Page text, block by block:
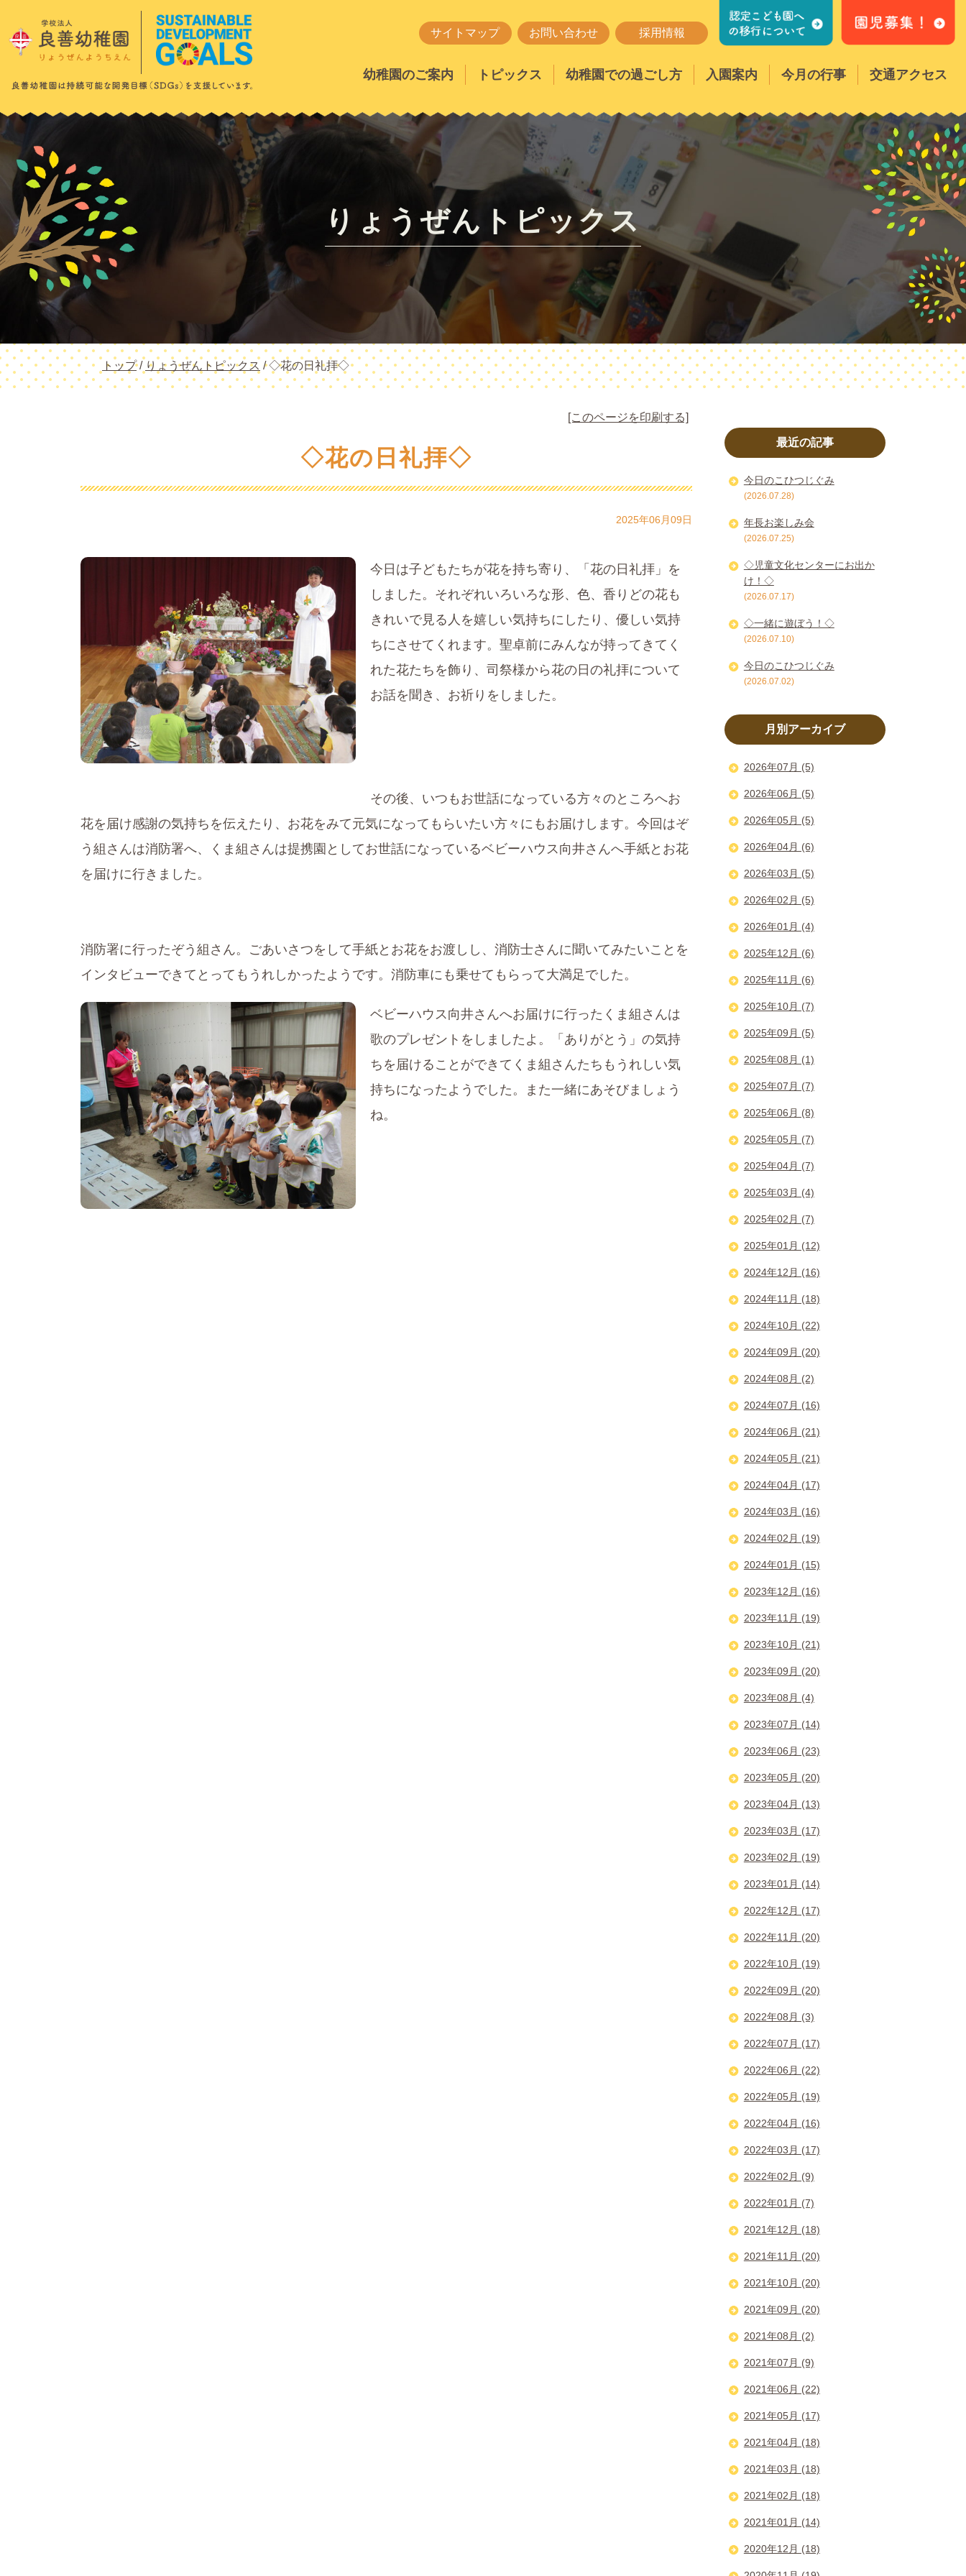
サイトマップ お問い合わせ 採用情報
幼稚園のご案内 トピックス 幼稚園での過ごし方 入園案内 今月の行事 交通アクセス
りょうぜんトピックス
現
在
トップ/ りょうぜんトピックス /◇花の日礼拝◇
[このページを印刷する]
◇花の日礼拝◇
2025年06月09日
今日は子どもたちが花を持ち寄り、「花の日礼拝」を
しました。それぞれいろいろな形、色、香りどの花も
きれいで見る人を嬉しい気持ちにしたり、優しい気持
ちにさせてくれます。聖卓前にみんなが持ってきてく
れた花たちを飾り、司祭様から花の日の礼拝について
お話を聞き、お祈りをしました。
その後、いつもお世話になっている方々のところへお
花を届け感謝の気持ちを伝えたり、お花をみて元気になってもらいたい方々にもお届けします。今回はぞ
う組さんは消防署へ、くま組さんは提携園としてお世話になっているベビーハウス向井さんへ手紙とお花
を届けに行きました。
消防署に行ったぞう組さん。ごあいさつをして手紙とお花をお渡しし、消防士さんに聞いてみたいことを
インタビューできてとってもうれしかったようです。消防車にも乗せてもらって大満足でした。
ベビーハウス向井さんへお届けに行ったくま組さんは
歌のプレゼントをしましたよ。「ありがとう」の気持
ちを届けることができてくま組さんたちもうれしい気
持ちになったようでした。また一緒にあそびましょう
ね。
最近の記事
今日のこひつじぐみ
(2026.07.28)
年長お楽しみ会
(2026.07.25)
◇児童文化センターにお出か
け！◇
(2026.07.17)
◇一緒に遊ぼう！◇
(2026.07.10)
今日のこひつじぐみ
(2026.07.02)
月別アーカイブ
2026年07月 (5)
2026年06月 (5)
2026年05月 (5)
2026年04月 (6)
2026年03月 (5)
2026年02月 (5)
2026年01月 (4)
2025年12月 (6)
2025年11月 (6)
2025年10月 (7)
2025年09月 (5)
2025年08月 (1)
2025年07月 (7)
2025年06月 (8)
2025年05月 (7)
2025年04月 (7)
2025年03月 (4)
2025年02月 (7)
2025年01月 (12)
2024年12月 (16)
2024年11月 (18)
2024年10月 (22)
2024年09月 (20)
2024年08月 (2)
2024年07月 (16)
2024年06月 (21)
2024年05月 (21)
2024年04月 (17)
2024年03月 (16)
2024年02月 (19)
2024年01月 (15)
2023年12月 (16)
2023年11月 (19)
2023年10月 (21)
2023年09月 (20)
2023年08月 (4)
2023年07月 (14)
2023年06月 (23)
2023年05月 (20)
2023年04月 (13)
2023年03月 (17)
2023年02月 (19)
2023年01月 (14)
2022年12月 (17)
2022年11月 (20)
2022年10月 (19)
2022年09月 (20)
2022年08月 (3)
2022年07月 (17)
2022年06月 (22)
2022年05月 (19)
2022年04月 (16)
2022年03月 (17)
2022年02月 (9)
2022年01月 (7)
2021年12月 (18)
2021年11月 (20)
2021年10月 (20)
2021年09月 (20)
2021年08月 (2)
2021年07月 (9)
2021年06月 (22)
2021年05月 (17)
2021年04月 (18)
2021年03月 (18)
2021年02月 (18)
2021年01月 (14)
2020年12月 (18)